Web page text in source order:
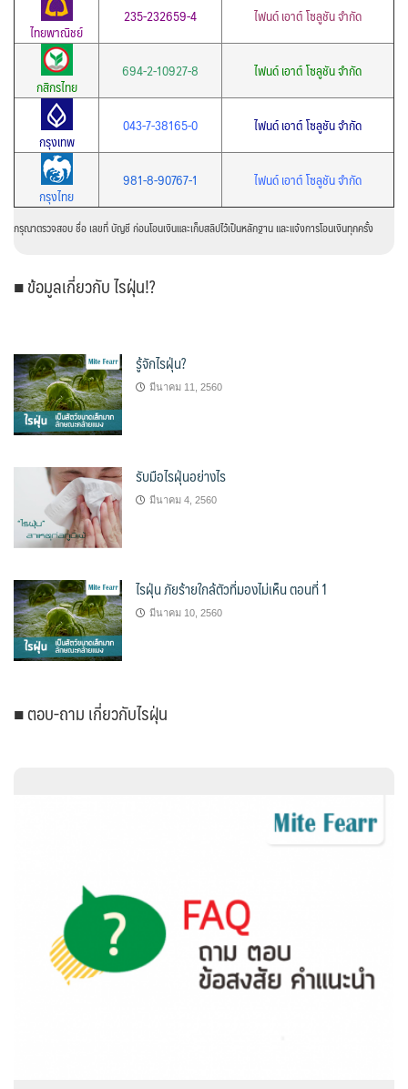
ไทยพาณิชย์
235-232659-4 ไฟนด์ เอาต์ โซลูชัน จำกัด
กสิกรไทย
694-2-10927-8 ไฟนด์ เอาต์ โซลูชัน จำกัด
กรุงเทพ
043-7-38165-0 ไฟนด์ เอาต์ โซลูชัน จำกัด
กรุงไทย
981-8-90767-1 ไฟนด์ เอาต์ โซลูชัน จำกัด
กรุณาตรวจสอบ ชื่อ เลขที่ บัญชี ก่อนโอนเงินและเก็บสลิปไว้เป็นหลักฐาน และแจ้งการโอนเงินทุกครั้ง
■ ข้อมูลเกี่ยวกับ ไรฝุ่น!?
รู้จักไรฝุ่น?
มีนาคม 11, 2560
รับมือไรฝุ่นอย่างไร
มีนาคม 4, 2560
ไรฝุ่น ภัยร้ายใกล้ตัวที่มองไม่เห็น ตอนที่ 1
มีนาคม 10, 2560
■ ตอบ-ถาม เกี่ยวกับไรฝุ่น